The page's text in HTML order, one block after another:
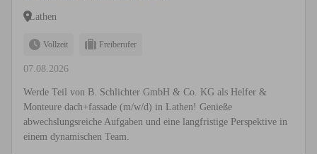
Lathen
Vollzeit Freiberufer
07.08.2026
Werde Teil von B. Schlichter GmbH & Co. KG als Helfer &
Monteure dach+fassade (m/w/d) in Lathen! Genieße
abwechslungsreiche Aufgaben und eine langfristige Perspektive in
einem dynamischen Team.